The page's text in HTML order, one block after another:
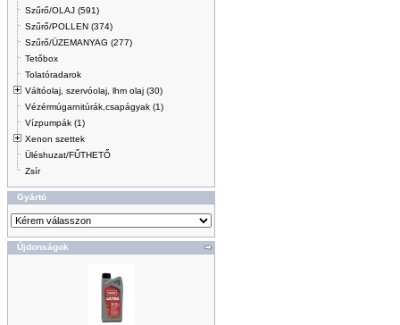
Szűrő/OLAJ (591)
Szűrő/POLLEN (374)
Szűrő/ÜZEMANYAG (277)
Tetőbox
Tolatóradarok
Váltóolaj, szervóolaj, lhm olaj (30)
Vézérmúgarnitúrák,csapágyak (1)
Vízpumpák (1)
Xenon szettek
Üléshuzat/FŰTHETŐ
Zsír
Gyártó
Újdonságok